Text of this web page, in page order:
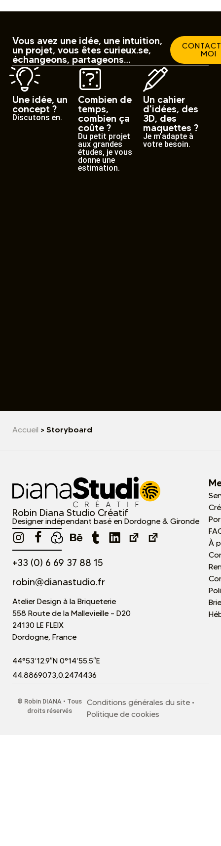
Vous avez une idée, une intuition,
un projet, vous êtes curieux.se,
échangeons, partageons…
MOI
Une idée, un
concept ?
Discutons en.
Combien de
temps,
combien ça
coûte ?
Du petit projet
aux grandes
études, je vous
donne une
estimation.
Un cahier
d'idées, des
3D, des
maquettes ?
Je m’adapte à
votre besoin.
Accueil > Storyboard
Robin Diana Studio Créatif
Designer indépendant basé en Dordogne & Gironde
+33 (0) 6 69 37 88 15
robin@dianastudio.fr
Atelier Design à la Briqueterie
558 Route de la Mallevieille – D20
24130 LE FLEIX
Dordogne, France
44°53’12.9″N 0°14’55.5″E
44.8869073,0.2474436
À
© Robin DIANA • Tous
droits réservés
Conditions générales du site•
Politique de cookies